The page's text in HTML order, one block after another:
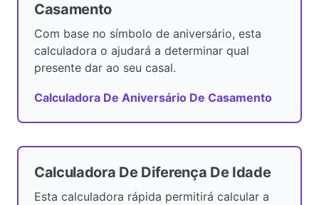
Casamento
Com base no símbolo de aniversário, esta
calculadora o ajudará a determinar qual
presente dar ao seu casal.
Calculadora De Aniversário De Casamento
Calculadora De Diferença De Idade
Esta calculadora rápida permitirá calcular a